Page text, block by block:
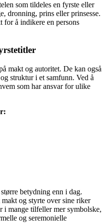
som tildeles en fyrste eller
dronning, prins eller prinsesse.
å indikere en persons
makt og autoritet. De kan også
struktur i et samfunn. Ved å
som har ansvar for ulike
betydning enn i dag.
og styrte over sine riker
i mange tilfeller mer symbolske,
og seremonielle